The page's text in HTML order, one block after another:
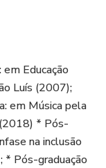
Educação
Luís (2007);
em Música pela
* Pós-
na inclusão
* Pós-graduação